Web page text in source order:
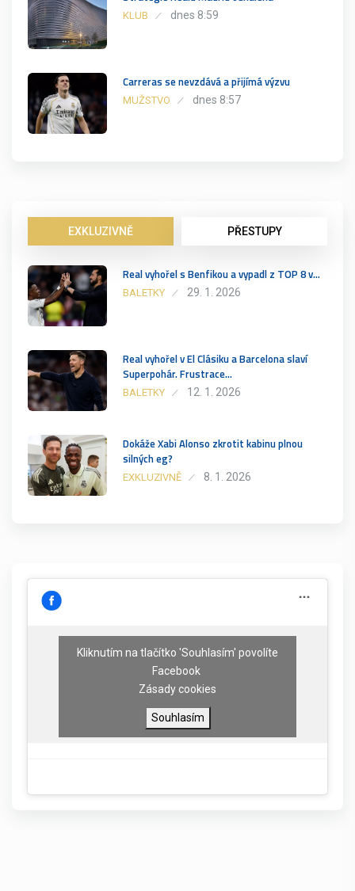
KLUB dnes 8:59
Carreras se nevzdává a přijímá výzvu
MUŽSTVO dnes 8:57
EXKLUZIVNĚ PŘESTUPY
Real vyhořel s Benfikou a vypadl z TOP 8 v…
BALETKY 29. 1. 2026
Real vyhořel v El Clásiku a Barcelona slaví
Superpohár. Frustrace…
BALETKY 12. 1. 2026
Dokáže Xabi Alonso zkrotit kabinu plnou
silných eg?
EXKLUZIVNĚ 8. 1. 2026
Kliknutím na tlačítko 'Souhlasím' povolíte
Facebook
Zásady cookies
Souhlasím